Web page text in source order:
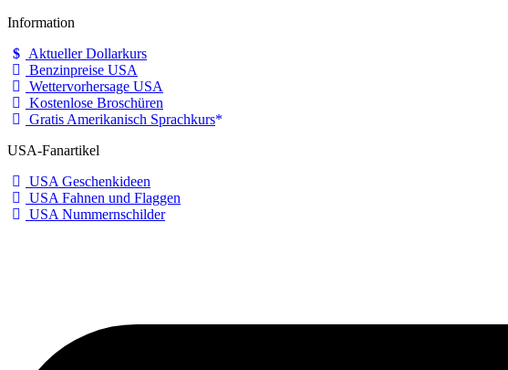
Information
Aktueller Dollarkurs
Benzinpreise USA
Wettervorhersage USA
Kostenlose Broschüren
Gratis Amerikanisch Sprachkurs
USA-Fanartikel
USA Geschenkideen
USA Fahnen und Flaggen
USA Nummernschilder